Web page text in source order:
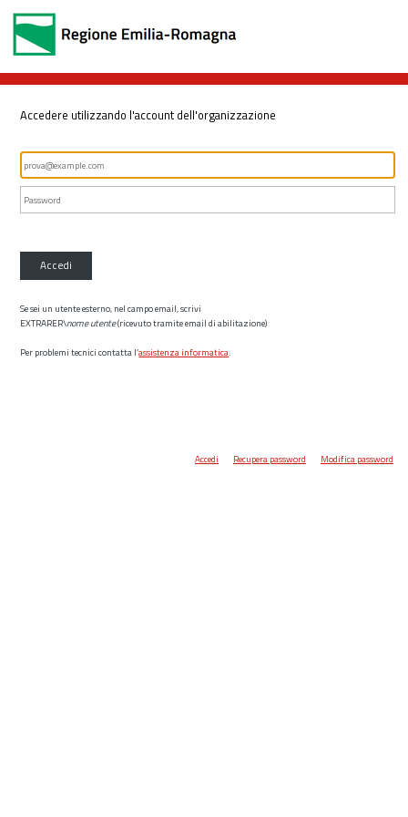
Accedere utilizzando l'account dell'organizzazione
Accedi
Se sei un utente esterno, nel campo email, scrivi
EXTRARER\nome utente(ricevuto tramite email di abilitazione)
Per problemi tecnici contatta l’assistenza informatica.
Accedi Recupera password Modifica password